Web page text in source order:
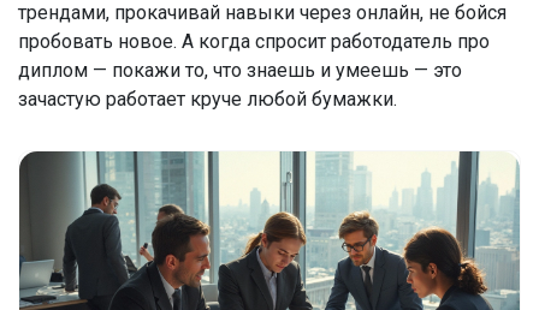
трендами, прокачивай навыки через онлайн, не бойся
пробовать новое. А когда спросит работодатель про
диплом — покажи то, что знаешь и умеешь — это
зачастую работает круче любой бумажки.